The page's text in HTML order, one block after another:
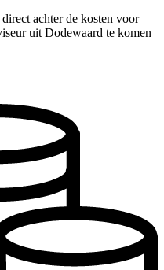
achter de kosten voor
uit Dodewaard te komen